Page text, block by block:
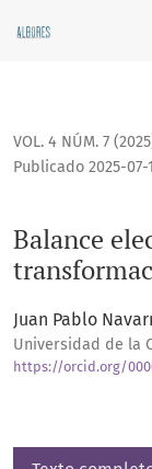
Balance
VOL. 4 NÚM. 7
Balance
Publicado 2025-07-
Juan Pablo
Universidad de la
https://orcid.org/